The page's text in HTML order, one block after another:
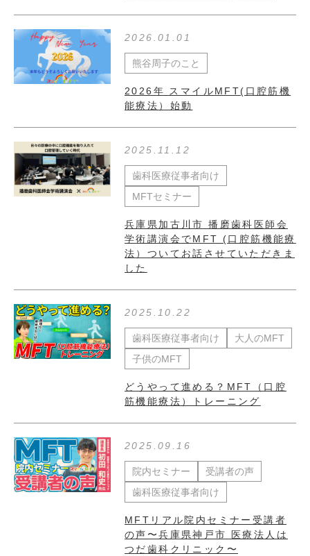
2026.01.01
熊谷周子のこと
2026年 スマイルMFT(口腔筋機
能療法）始動
2025.11.12
歯科医療従事者向け
MFTセミナー
兵庫県加古川市 播磨歯科医師会
学術講演会でMFT (口腔筋機能療
法）ついてお話させていただきま
した
2025.10.22
歯科医療従事者向け
大人のMFT
子供のMFT
どうやって進める？MFT（口腔
筋機能療法）トレーニング
2025.09.16
院内セミナー
受講者の声
歯科医療従事者向け
MFTリアル院内セミナー受講者
の声〜兵庫県神戸市 医療法人は
つだ歯科クリニック〜